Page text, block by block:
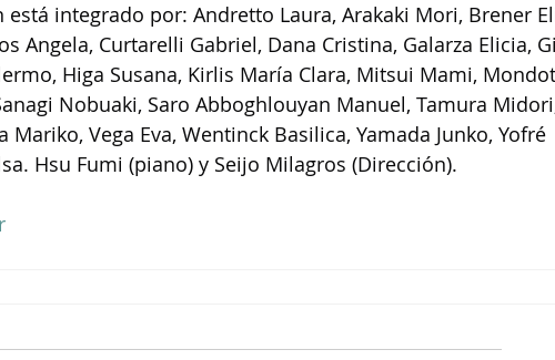
está integrado por: Andretto Laura, Arakaki Mori, Brener
Angela, Curtarelli Gabriel, Dana Cristina, Galarza Elicia,
Higa Susana, Kirlis María Clara, Mitsui Mami, Mondot
Nobuaki, Saro Abboghlouyan Manuel, Tamura
Mariko, Vega Eva, Wentinck Basilica, Yamada Junko, Yofré
Hsu Fumi (piano) y Seijo Milagros (Dirección).